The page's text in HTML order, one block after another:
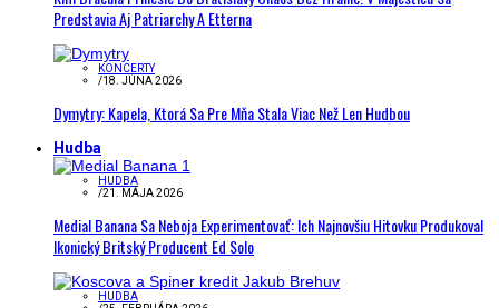
Predstavia Aj Patriarchy A Etterna
KONCERTY
/18. JÚNA 2026
Dymytry: Kapela, Ktorá Sa Pre Mňa Stala Viac Než Len Hudbou
Hudba
HUDBA
/21. MÁJA 2026
Medial Banana Sa Neboja Experimentovať: Ich Najnovšiu Hitovku Produkoval
Ikonický Britský Producent Ed Solo
HUDBA